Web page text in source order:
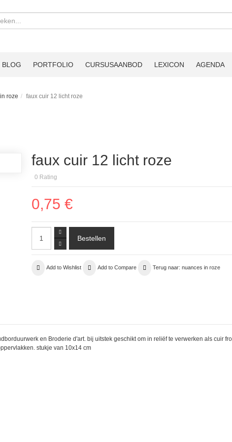
BLOG PORTFOLIO CURSUSAANBOD LEXICON AGENDA
roze faux cuir 12 licht roze
faux cuir 12 licht roze
0 Rating
0,75 €
Add to Wishlist Add to Compare Terug naar: nuances in roze
en Broderie d'art. bij uitstek geschikt om in reliëf te verwerken als cuir
stukje van 10x14 cm